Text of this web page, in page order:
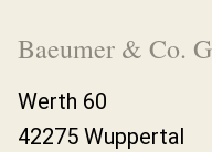
Baeumer & Co.
Werth 60
42275 Wuppertal